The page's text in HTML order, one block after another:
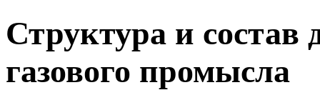
Структура и
газового промысла